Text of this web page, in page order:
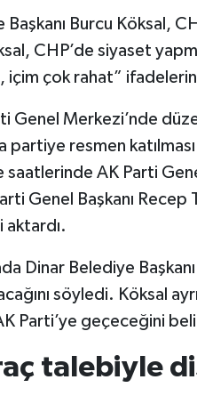
Burcu Köksal,
CHP’de siyaset
içim çok rahat”
Genel Merkezi’nde
partiye resmen
saatlerinde AK Parti
Genel Başkanı
aktardı.
Dinar Belediye
söyledi. Köksal
Parti’ye geçeceğini
talebiyle